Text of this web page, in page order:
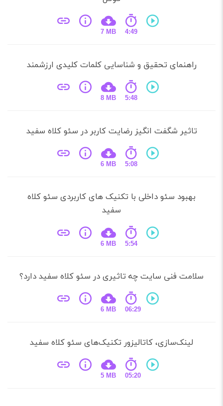
7 MB
راهنمای تحقیق و شناسایی کلمات کلیدی ارزشمند
8 MB
تاثیر شگفت انگیز رضایت کاربر در سئو کلاه سفید
6 MB
بهبود سئو داخلی با تکنیک های کاربردی سئو کلاه
6 MB
فنی سایت چه تاثیری در سئو کلاه سفید دارد؟
6 MB
لینک‌سازی، کاتالیزور تکنیک‌های سئو کلاه سفید
5 MB